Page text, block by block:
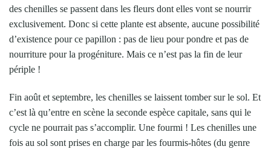
des chenilles se passent dans les fleurs dont elles vont se nourrir
exclusivement. Donc si cette plante est absente, aucune possibilité
d’existence pour ce papillon : pas de lieu pour pondre et pas de
nourriture pour la progéniture. Mais ce n’est pas la fin de leur
périple !
Fin août et septembre, les chenilles se laissent tomber sur le sol. Et
c’est là qu’entre en scène la seconde espèce capitale, sans qui le
cycle ne pourrait pas s’accomplir. Une fourmi ! Les chenilles une
fois au sol sont prises en charge par les fourmis-hôtes (du genre